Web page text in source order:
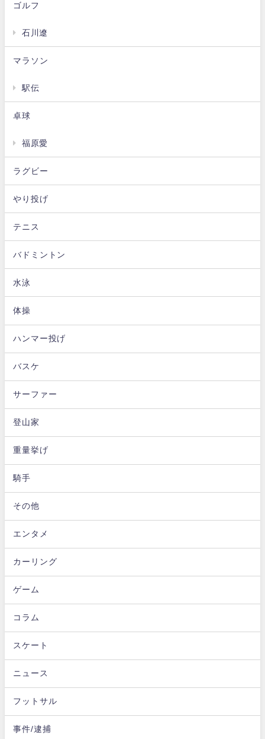
ゴルフ
石川遼
マラソン
駅伝
卓球
福原愛
ラグビー
やり投げ
テニス
バドミントン
水泳
体操
ハンマー投げ
バスケ
サーファー
登山家
重量挙げ
騎手
その他
エンタメ
カーリング
ゲーム
コラム
スケート
ニュース
フットサル
事件/逮捕